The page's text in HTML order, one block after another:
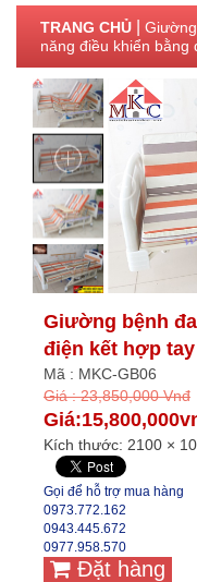
TRANG CHỦ
năng điều khiển bằng
Giường bệnh
điện kết hợp tay
Mã : MKC-GB06
Giá : 23,850,000 Vnđ
Kích thước: 2100 ×
Gọi để hỗ trợ mua hàng
0973.772.162
0943.445.672
0977.958.570
Đặt hàng